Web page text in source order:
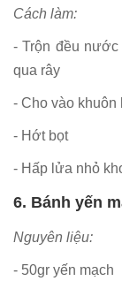
Cách làm:
- Trộn đều
qua rây
- Cho vào khuôn
- Hớt bọt
- Hấp lửa nhỏ
6. Bánh yến
Nguyên liệu:
- 50gr yến mạch